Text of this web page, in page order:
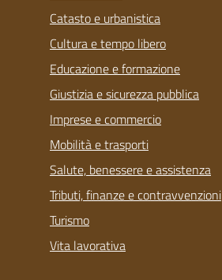
Catasto e urbanistica
Cultura e tempo libero
Educazione e formazione
Giustizia e sicurezza pubblica
Imprese e commercio
Mobilità e trasporti
Salute, benessere e assistenza
Tributi, finanze e contravvenzioni
Turismo
Vita lavorativa